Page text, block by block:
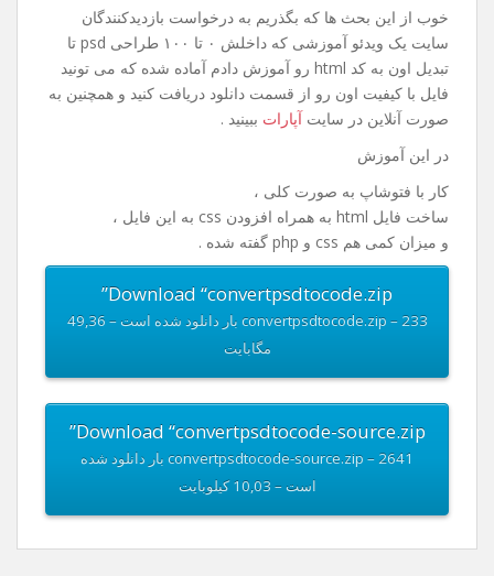
خوب از این بحث ها که بگذریم به درخواست بازدیدکنندگان
سایت یک ویدئو آموزشی که داخلش ۰ تا ۱۰۰ طراحی psd تا
تبدیل اون به کد html رو آموزش دادم آماده شده که می تونید
فایل با کیفیت اون رو از قسمت دانلود دریافت کنید و همچنین به
صورت آنلاین در سایتآپارات ببینید .
در این آموزش
کار با فتوشاپ به صورت کلی ،
ساخت فایل html به همراه افزودن css به این فایل ،
و میزان کمی هم css و php گفته شده .
Download “convertpsdtocode.zip”
convertpsdtocode.zip – 233 بار دانلود شده است – 49,36
مگابایت
Download “convertpsdtocode-source.zip”
convertpsdtocode-source.zip – 2641 بار دانلود شده
است – 10,03 کیلوبایت